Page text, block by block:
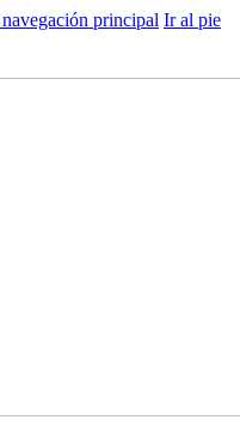
principal Ir al pie